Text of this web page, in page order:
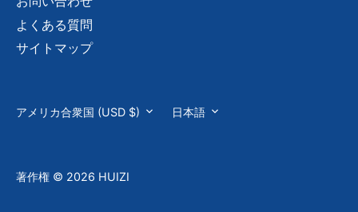
よくある質問
サイトマップ
通
アメリカ合衆国 (USD $)
言
日本語
著作権 © 2026 HUIZI